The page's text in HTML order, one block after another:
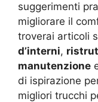
suggerimenti
migliorare il
troverai articoli
d’interni,
manutenzione
di ispirazione
migliori trucchi